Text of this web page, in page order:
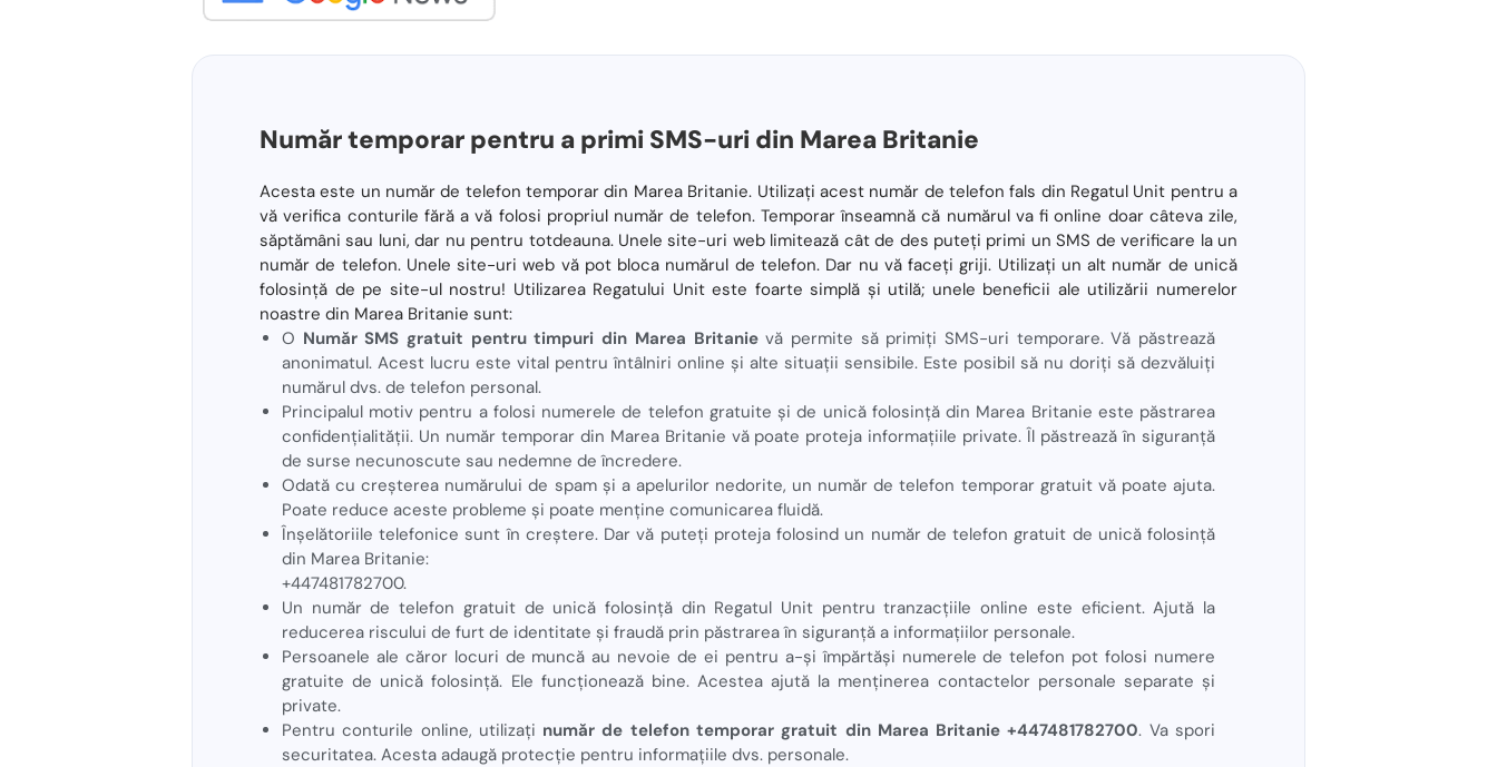
Număr temporar pentru a primi SMS-uri din Marea Britanie
Acesta este un număr de telefon temporar din Marea Britanie. Utilizați acest număr de telefon fals din Regatul Unit pentru a
vă verifica conturile fără a vă folosi propriul număr de telefon. Temporar înseamnă că numărul va fi online doar câteva zile,
săptămâni sau luni, dar nu pentru totdeauna. Unele site-uri web limitează cât de des puteți primi un SMS de verificare la un
număr de telefon. Unele site-uri web vă pot bloca numărul de telefon. Dar nu vă faceți griji. Utilizați un alt număr de unică
folosință de pe site-ul nostru! Utilizarea Regatului Unit este foarte simplă și utilă; unele beneficii ale utilizării numerelor
noastre din Marea Britanie sunt:
O Număr SMS gratuit pentru timpuri din Marea Britanievă permite să primiți SMS-uri temporare. Vă păstrează
anonimatul. Acest lucru este vital pentru întâlniri online și alte situații sensibile. Este posibil să nu doriți să dezvăluiți
numărul dvs. de telefon personal.
Principalul motiv pentru a folosi numerele de telefon gratuite și de unică folosință din Marea Britanie este păstrarea
confidențialității. Un număr temporar din Marea Britanie vă poate proteja informațiile private. Îl păstrează în siguranță
de surse necunoscute sau nedemne de încredere.
Odată cu creșterea numărului de spam și a apelurilor nedorite, un număr de telefon temporar gratuit vă poate ajuta.
Poate reduce aceste probleme și poate menține comunicarea fluidă.
Înșelătoriile telefonice sunt în creștere. Dar vă puteți proteja folosind un număr de telefon gratuit de unică folosință
din Marea Britanie:
+447481782700.
Un număr de telefon gratuit de unică folosință din Regatul Unit pentru tranzacțiile online este eficient. Ajută la
reducerea riscului de furt de identitate și fraudă prin păstrarea în siguranță a informațiilor personale.
Persoanele ale căror locuri de muncă au nevoie de ei pentru a-și împărtăși numerele de telefon pot folosi numere
gratuite de unică folosință. Ele funcționează bine. Acestea ajută la menținerea contactelor personale separate și
private.
Pentru conturile online, utilizați număr de telefon temporar gratuit din Marea Britanie +447481782700. Va spori
securitatea. Acesta adaugă protecție pentru informațiile dvs. personale.